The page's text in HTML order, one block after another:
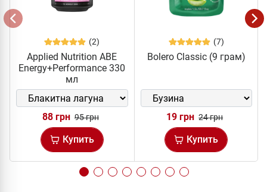
(2)
Applied Nutrition ABE
Energy+Performance 330
мл
88 грн 95 грн
Купить
(7)
Bolero Classic (9 грам)
19 грн 24 грн
Купить